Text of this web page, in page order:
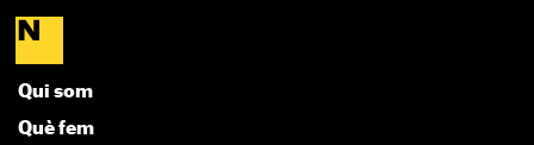
Qui som
Què fem